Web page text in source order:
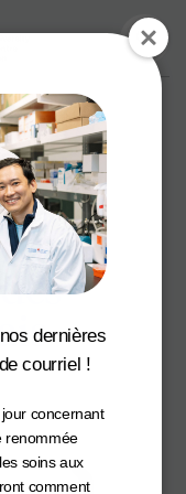
en
dernières
courriel !
concernant
renommée
soins aux
comment